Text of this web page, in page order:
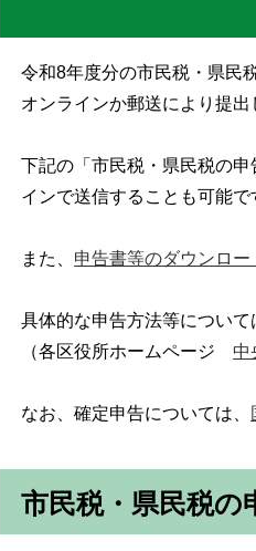
令和8年度分の市民税・県民
オンラインか郵送により提出
下記の「市民税・県民税の
インで送信することも可能で
また、 申告書等のダウンロー
具体的な申告方法等について
（各区役所ホームページ 中
なお、確定申告については、
市民税・県民税の